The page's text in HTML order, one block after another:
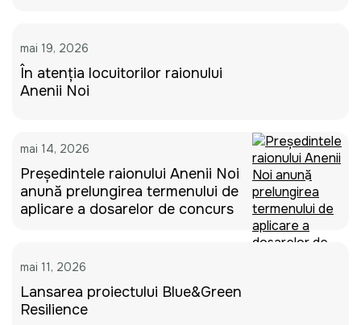
mai 19, 2026
În atenția locuitorilor raionului
Anenii Noi
mai 14, 2026
Președintele raionului Anenii Noi
anunță prelungirea termenului de
aplicare a dosarelor de concurs
mai 11, 2026
Lansarea proiectului Blue&Green
Resilience